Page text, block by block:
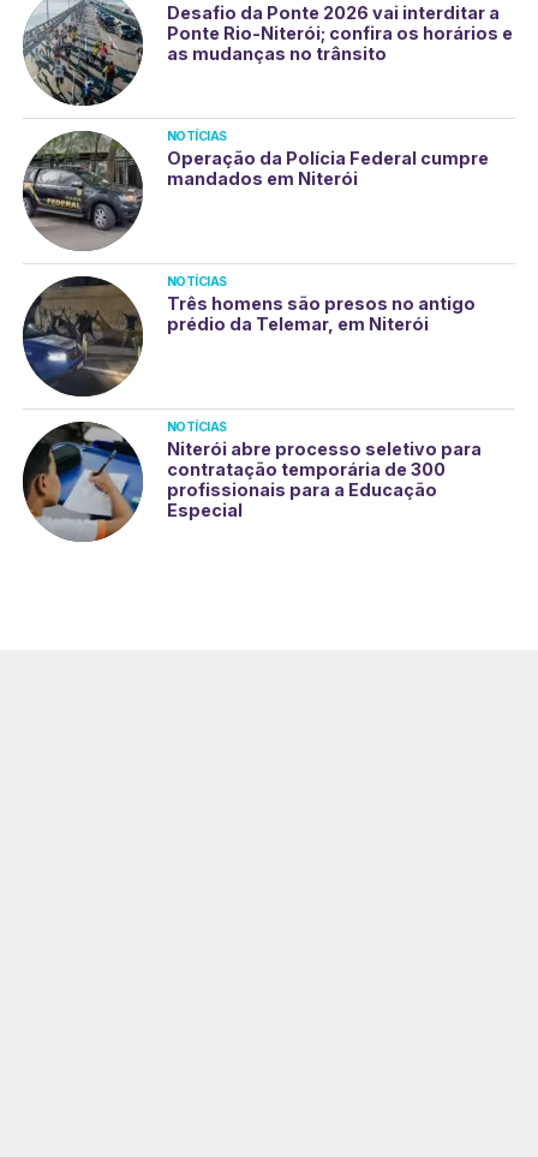
Desafio da Ponte 2026 vai interditar a
Ponte Rio-Niterói; confira os horários e
as mudanças no trânsito
NOTÍCIAS
Operação da Polícia Federal cumpre
mandados em Niterói
NOTÍCIAS
Três homens são presos no antigo
prédio da Telemar, em Niterói
NOTÍCIAS
Niterói abre processo seletivo para
contratação temporária de 300
profissionais para a Educação
Especial